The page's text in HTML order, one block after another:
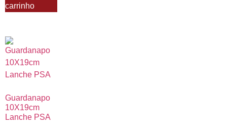
carrinho
Guardanapo
10X19cm
Lanche PSA